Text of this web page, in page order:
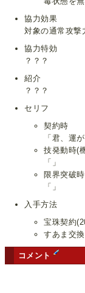
協力効果
対象の通常攻撃
協力特効
？？？
紹介
？？？
セリフ
契約時
「君、運
技発動時(
「」
限界突破時
「」
入手方法
宝珠契約
すあま交
コメント